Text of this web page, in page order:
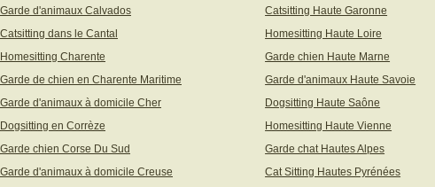
Garde d'animaux Calvados
Catsitting Haute Garonne
Catsitting dans le Cantal
Homesitting Haute Loire
Homesitting Charente
Garde chien Haute Marne
Garde de chien en Charente Maritime
Garde d'animaux Haute Savoie
Garde d'animaux à domicile Cher
Dogsitting Haute Saône
Dogsitting en Corrèze
Homesitting Haute Vienne
Garde chien Corse Du Sud
Garde chat Hautes Alpes
Garde d'animaux à domicile Creuse
Cat Sitting Hautes Pyrénées